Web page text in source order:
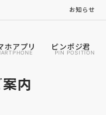
お知らせ
ホアプリ ピンポジ君
PIN POSITION
内